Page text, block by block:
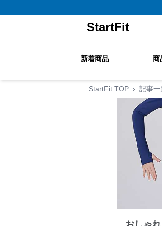
StartFit
新着商品 商
StartFit TOP › 記事一